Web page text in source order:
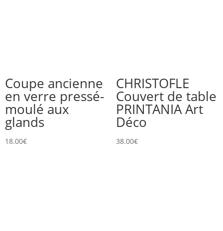
Coupe ancienne
en verre pressé-
moulé aux
glands
18.00€
CHRISTOFLE
Couvert de table
PRINTANIA Art
Déco
38.00€